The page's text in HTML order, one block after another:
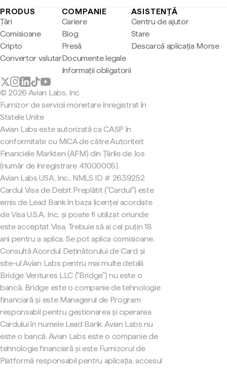
PRODUS
Țări
Comisioane
Cripto
Convertor valutar
COMPANIE
Cariere
Blog
Presă
Documente legale
Informații obligatorii
ASISTENȚĂ
Centru de ajutor
Stare
Descarcă aplicația Morse
© 2026 Avian Labs, Inc
Furnizor de servicii monetare înregistrat în
Statele Unite
Avian Labs este autorizată ca CASP în
conformitate cu MiCA de către Autoriteit
Financiële Markten (AFM) din Țările de Jos
(număr de înregistrare 41000005).
Avian Labs USA, Inc., NMLS ID # 2639252
Cardul Visa de Debit Preplătit ("Cardul") este
emis de Lead Bank în baza licenței acordate
de Visa U.S.A. Inc. și poate fi utilizat oriunde
este acceptat Visa. Trebuie să ai cel puțin 18
ani pentru a aplica. Se pot aplica comisioane.
Consultă Acordul Deținătorului de Card și
site-ul Avian Labs pentru mai multe detalii.
Bridge Ventures LLC ("Bridge") nu este o
bancă. Bridge este o companie de tehnologie
financiară și este Managerul de Program
responsabil pentru gestionarea și operarea
Cardului în numele Lead Bank. Avian Labs nu
este o bancă. Avian Labs este o companie de
tehnologie financiară și este Furnizorul de
Platformă responsabil pentru aplicația, accesul